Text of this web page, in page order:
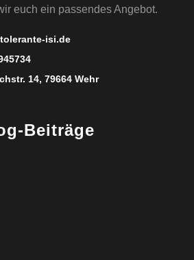
euch ein passendes Angebot.
isi.de
14, 79664 Wehr
Beiträge